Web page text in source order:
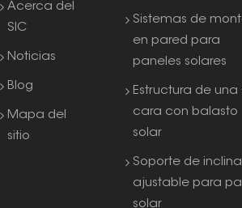
Acerca del
SIC
Noticias
Blog
Mapa del
sitio
Sistemas de
en pared para
paneles solares
Estructura de una
cara con balasto
solar
Soporte de
ajustable para
solar